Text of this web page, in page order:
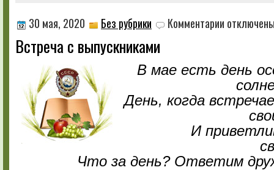
30 мая, 2020 Без рубрики Комментарии записи
выпускниками
Встреча с выпускниками
В мае есть день
День, когда
И
Что за день? Ответим